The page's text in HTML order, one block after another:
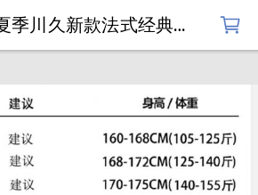
26年夏季川久新款法式经典爱心标，自带高级松弛感✨ 甄选高弹华夫格面料